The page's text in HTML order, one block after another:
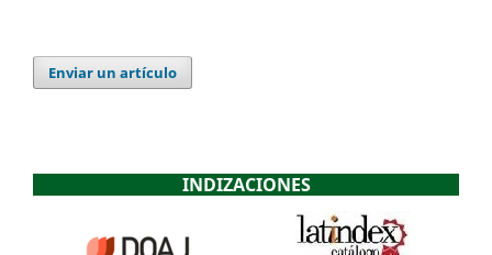
Enviar un artículo
INDIZACIONES